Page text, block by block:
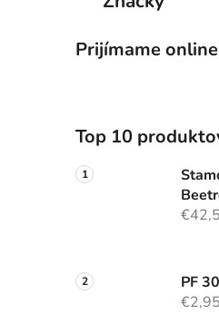
Prijímame
Top 10
PF
€2,95